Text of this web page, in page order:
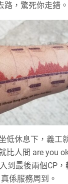
路，驚死你走錯。
低休息下，義工
比人問 are you
到最後兩個CP
係服務周到。